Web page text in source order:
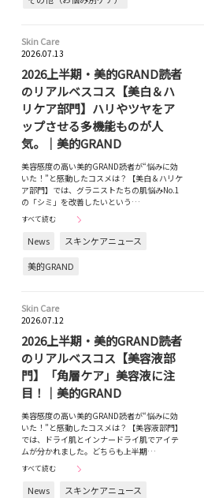
Skin Care
2026.07.13
2026上半期・美的GRAND読者
のリアルベスコス【美白＆ハ
リケア部門】ハリやツヤをア
ップさせる多機能ものが人
気。｜美的GRAND
美容感度の高い美的GRAND読者が“悩みに効
いた！”と感動したコスメは？【美白＆ハリケ
ア部門】では、グラニストたちの肌悩みNo.1
の「シミ」を改善したいという…
すべて読む
News
スキンケアニュース
美的GRAND
Skin Care
2026.07.12
2026上半期・美的GRAND読者
のリアルベスコス【美容液部
門】「角層ケア」美容液に注
目！｜美的GRAND
美容感度の高い美的GRAND読者が“悩みに効
いた！”と感動したコスメは？【美容液部門】
では、ドライ肌とインナードライ肌でアイテ
ムが分かれました。どちらも上半期…
すべて読む
News
スキンケアニュース